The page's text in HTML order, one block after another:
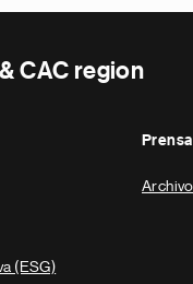
CAC region
(ESG)
Prensa